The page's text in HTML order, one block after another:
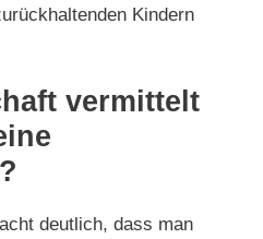
Kindern
vermittelt
deutlich, dass man